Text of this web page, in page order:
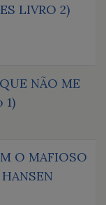
LIVRO 2)
NÃO ME
1)
O MAFIOSO